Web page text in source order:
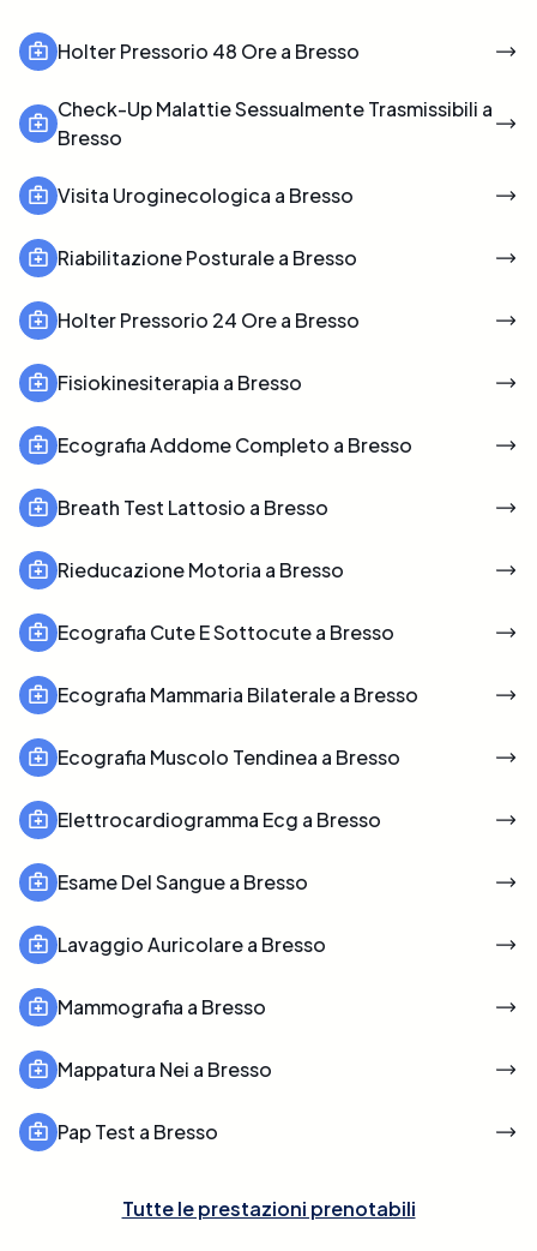
Holter Pressorio 48 Ore a Bresso
Check-Up Malattie Sessualmente Trasmissibili a
Bresso
Visita Uroginecologica a Bresso
Riabilitazione Posturale a Bresso
Holter Pressorio 24 Ore a Bresso
Fisiokinesiterapia a Bresso
Ecografia Addome Completo a Bresso
Breath Test Lattosio a Bresso
Rieducazione Motoria a Bresso
Ecografia Cute E Sottocute a Bresso
Ecografia Mammaria Bilaterale a Bresso
Ecografia Muscolo Tendinea a Bresso
Elettrocardiogramma Ecg a Bresso
Esame Del Sangue a Bresso
Lavaggio Auricolare a Bresso
Mammografia a Bresso
Mappatura Nei a Bresso
Pap Test a Bresso
Tutte le prestazioni prenotabili